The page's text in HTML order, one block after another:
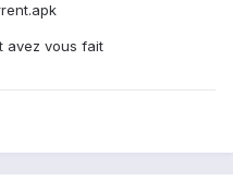
avez vous fait